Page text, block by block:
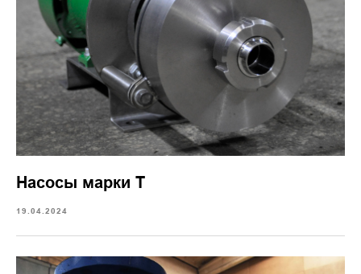
Насосы марки Т
19.04.2024